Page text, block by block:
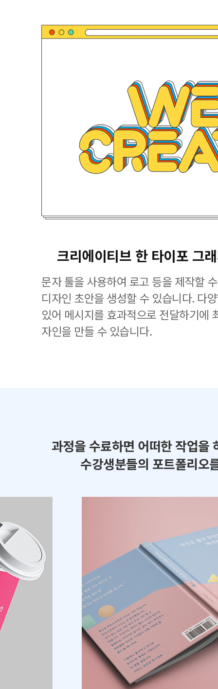
크리에이티브 한 타이포 그
문자 툴을 사용하여 로고 등을 제작할
디자인 초안을 생성할 수 있습니다. 다
있어 메시지를 효과적으로 전달하기에
자인을 만들 수 있습니다.
과정을 수료하면 어떠한 작업을
수강생분들의 포트폴리오